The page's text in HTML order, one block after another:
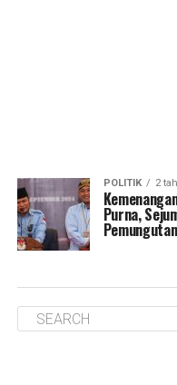
POLITIK 2
Purna,